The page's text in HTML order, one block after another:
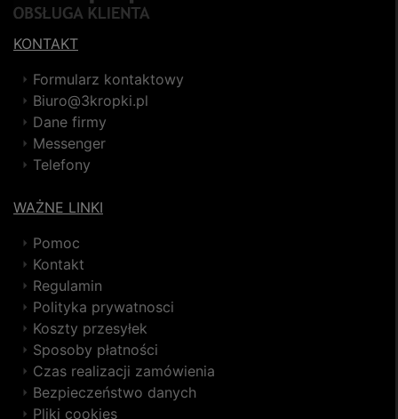
KONTAKT
Formularz kontaktowy
Biuro@3kropki.pl
Dane firmy
Messenger
Telefony
WAŻNE LINKI
Pomoc
Kontakt
Regulamin
Polityka prywatnosci
Koszty przesyłek
Sposoby płatności
Czas realizacji zamówienia
Bezpieczeństwo danych
Pliki cookies